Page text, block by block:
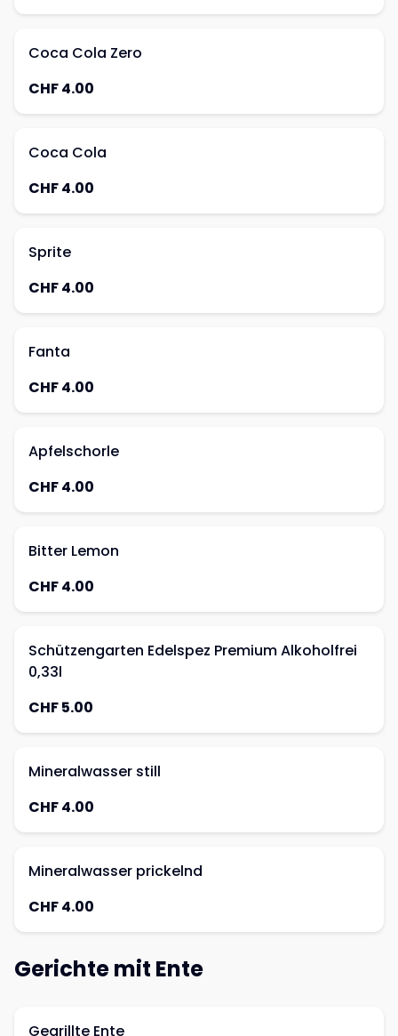
Coca Cola Zero
CHF 4.00
Coca Cola
CHF 4.00
Sprite
CHF 4.00
Fanta
CHF 4.00
Apfelschorle
CHF 4.00
Bitter Lemon
CHF 4.00
Schützengarten Edelspez Premium Alkoholfrei
0,33l
CHF 5.00
Mineralwasser still
CHF 4.00
Mineralwasser prickelnd
CHF 4.00
Gerichte mit Ente
Gegrillte Ente